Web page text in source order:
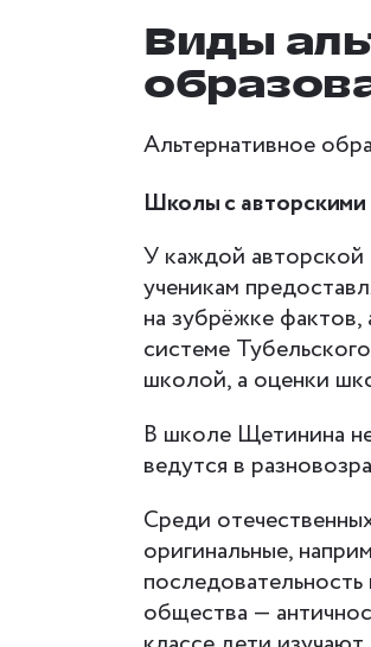
Виды
Альтернативное
Школы с
У каждой
ученикам
на зубрёжке фактов,
системе
школой, а оценки
В школе Щетинина
ведутся в
Среди
оригинальные,
общества —